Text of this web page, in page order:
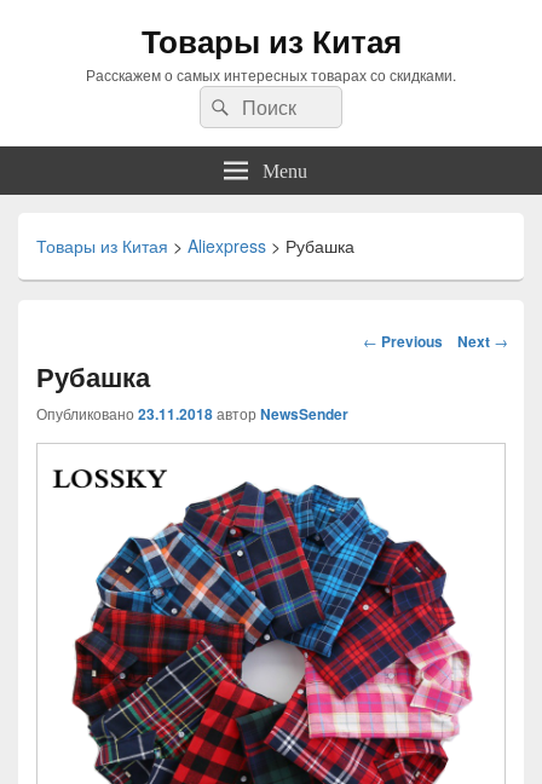
Товары из Китая
Расскажем о самых интересных товарах со скидками.
Search
for:
Search
Menu
Товары из Китая > Aliexpress > Рубашка
Навигация
← Previous Next →
Рубашка
Опубликовано 23.11.2018автор NewsSender